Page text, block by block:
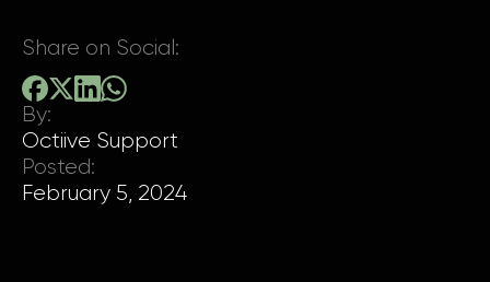
Share on Social:
By:
Octiive Support
Posted:
February 5, 2024